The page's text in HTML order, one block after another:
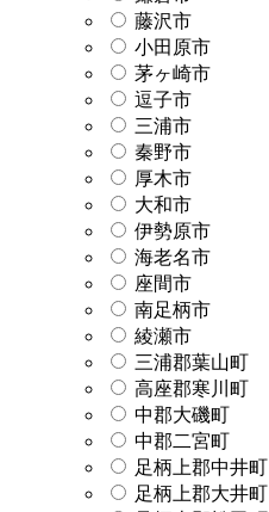
藤沢市
小田原市
茅ヶ崎市
逗子市
三浦市
秦野市
厚木市
大和市
伊勢原市
海老名市
座間市
南足柄市
綾瀬市
三浦郡葉山町
高座郡寒川町
中郡大磯町
中郡二宮町
足柄上郡中井町
足柄上郡大井町